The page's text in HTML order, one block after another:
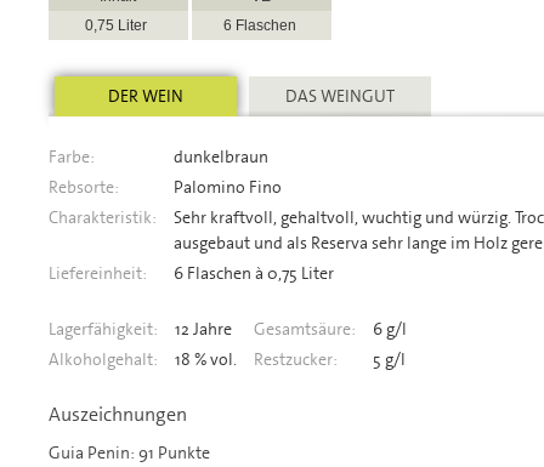
0,75 Liter
6 Flaschen
DER WEIN DAS WEINGUT
Farbe:
dunkelbraun
Rebsorte:
Palomino Fino
Charakteristik:
Sehr kraftvoll, gehaltvoll, wuchtig und würzig.
ausgebaut und als Reserva sehr lange im Holz
Liefereinheit:
6 Flaschen à 0,75 Liter
Lagerfähigkeit: 12 Jahre Gesamtsäure:
6 g/l
Alkoholgehalt:
18 % vol. Restzucker: 5 g/l
Auszeichnungen
Guia Penin: 91 Punkte